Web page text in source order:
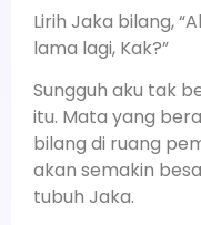
Lirih Jaka bilang,
lama lagi, Kak?”
Sungguh aku tak
itu. Mata yang
bilang di ruang
akan semakin
tubuh Jaka.